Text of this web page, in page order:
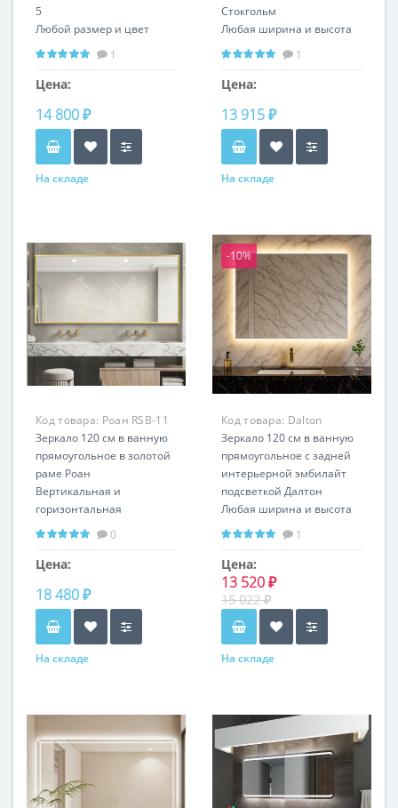
5
Любой размер и цвет
рамы Вертикальное и
горизонтальное
расположение
1
Цена:
14 800 ₽
На складе
Стокгольм
Любая ширина и высота
1
Цена:
13 915 ₽
На складе
Код товара: Роан RSB-11
Зеркало 120 см в ванную
прямоугольное в золотой
раме Роан
Вертикальная и
горизонтальная
установкаЛюбой размер и
0
Цена:
18 480 ₽
На складе
-10%
Код товара: Dalton
RS12275
Зеркало 120 см в ванную
прямоугольное с задней
интерьерной эмбилайт
подсветкой Далтон
Любая ширина и высота
Горизонтальная и
вертикальная установка
1
Цена:
13 520 ₽
15 022 ₽
На складе